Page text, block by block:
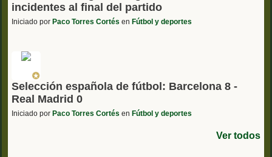
incidentes al final del partido
Iniciado por Paco Torres Cortés en Fútbol y deportes
Selección española de fútbol: Barcelona 8 -
Real Madrid 0
Iniciado por Paco Torres Cortés en Fútbol y deportes
Ver todos